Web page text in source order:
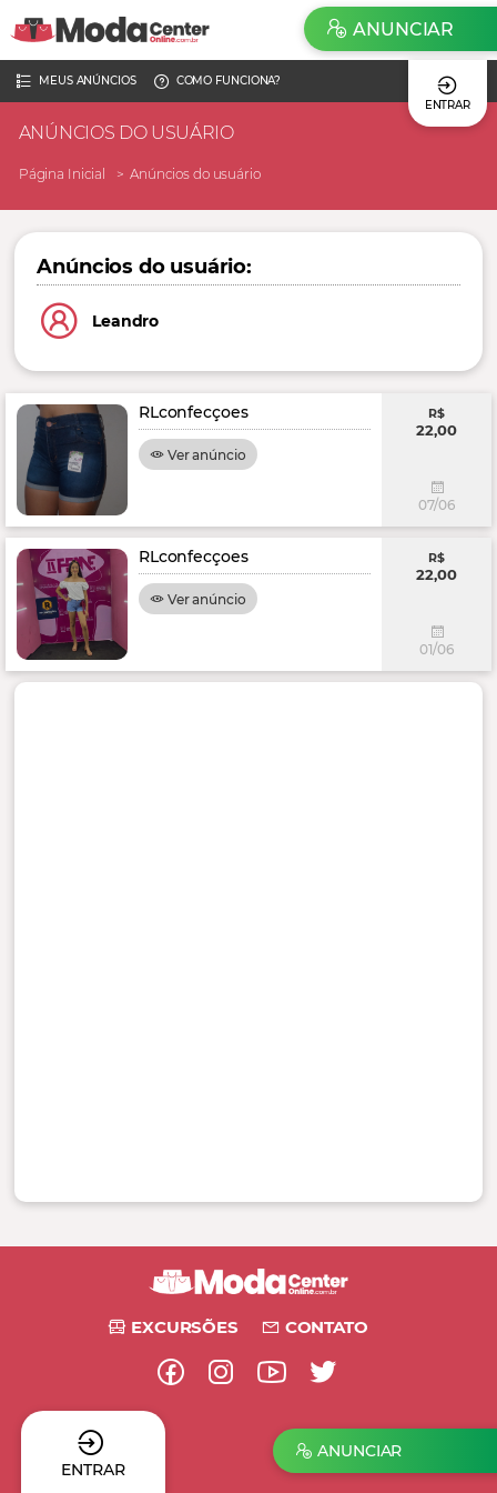
MEUS ANÚNCIOS
COMO FUNCIONA?
ENTRAR
ANUNCIAR
ANÚNCIOS DO USUÁRIO
Página Inicial Anúncios do usuário
Anúncios do usuário:
Leandro
RLconfecçoes
Ver anúncio
R$
22,00
07/06
RLconfecçoes
Ver anúncio
R$
22,00
01/06
EXCURSÕES CONTATO
ENTRAR
ANUNCIAR